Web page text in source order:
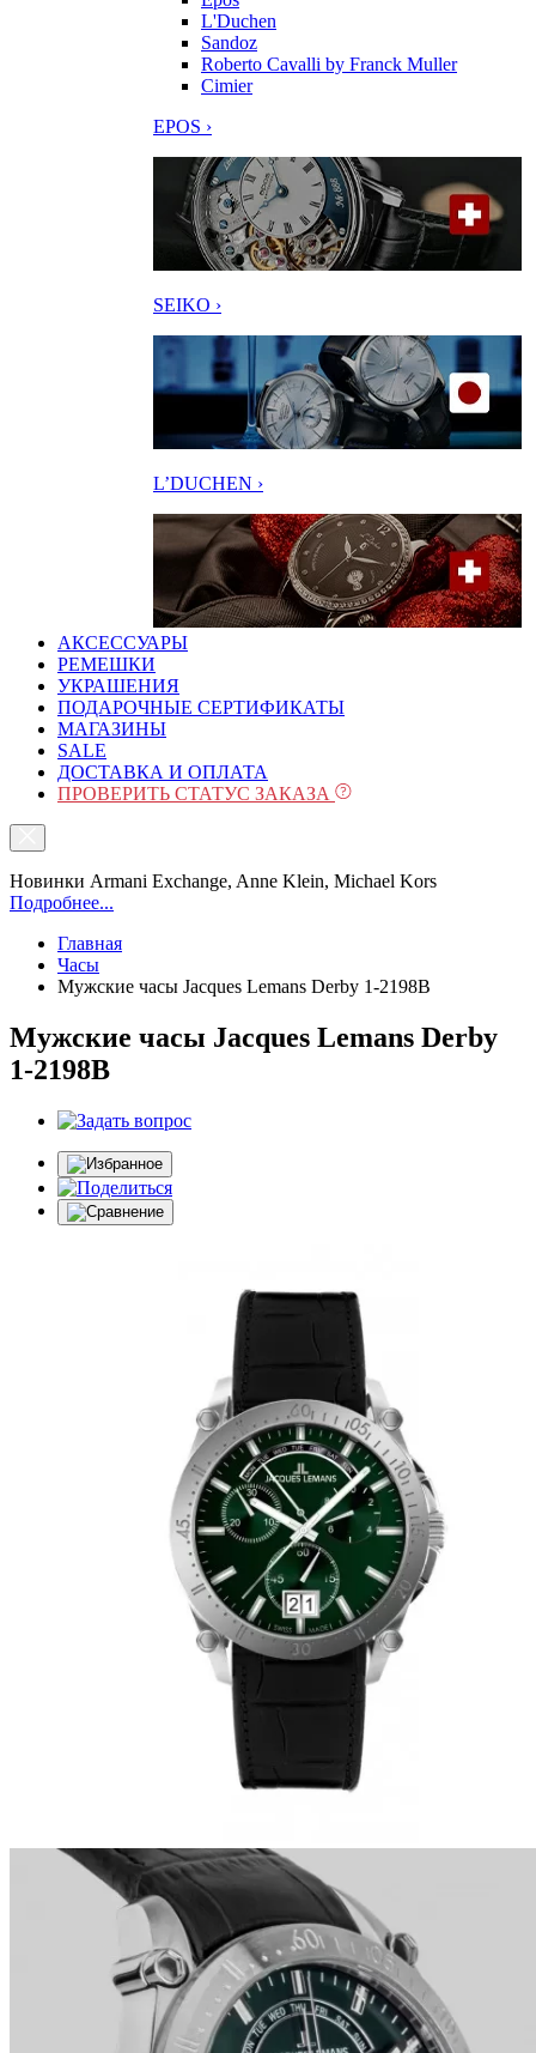
L'Duchen
Sandoz
Roberto Cavalli by Franck Muller
Cimier
EPOS ›
SEIKO ›
L’DUCHEN ›
АКСЕССУАРЫ
РЕМЕШКИ
УКРАШЕНИЯ
ПОДАРОЧНЫЕ СЕРТИФИКАТЫ
МАГАЗИНЫ
SALE
ДОСТАВКА И ОПЛАТА
ПРОВЕРИТЬ СТАТУС ЗАКАЗА
Новинки Armani Exchange, Anne Klein, Michael Kors
Подробнее...
Главная
Часы
Мужские часы Jacques Lemans Derby 1-2198B
Мужские часы Jacques Lemans Derby
1-2198B